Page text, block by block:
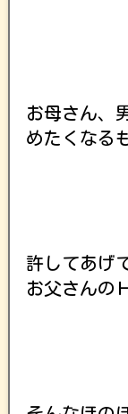
お母さん、
めたくなる
許してあげ
お父さんの